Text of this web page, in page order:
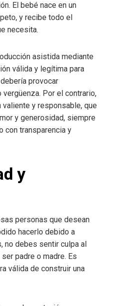
El bebé nace en un
y recibe todo el
necesita.
asistida mediante
válida y legítima para
provocar
Por el contrario,
y responsable, que
y generosidad, siempre
con transparencia y
y
personas que desean
hacerlo debido a
no debes sentir culpa al
padre o madre. Es
válida de construir una